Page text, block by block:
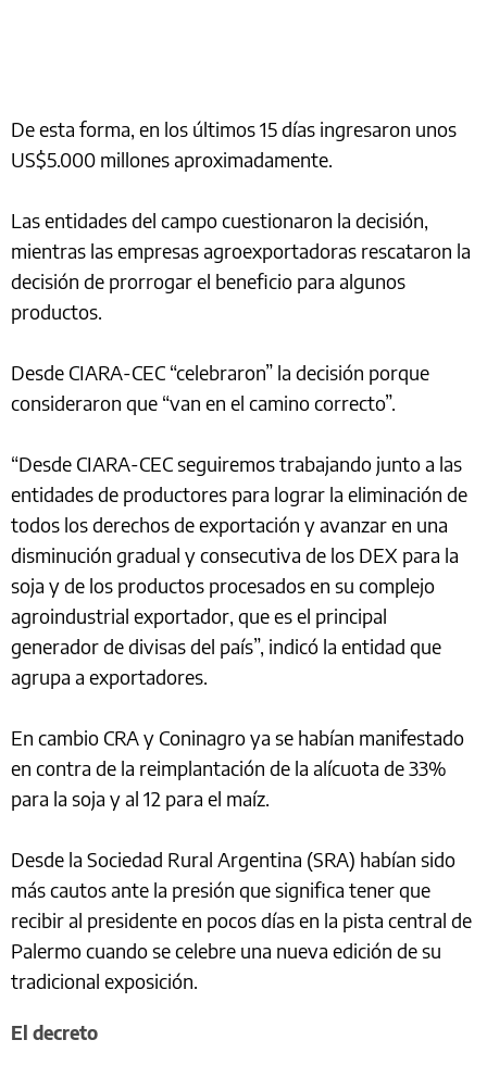
De esta forma, en los últimos 15 días ingresaron unos
US$5.000 millones aproximadamente.
Las entidades del campo cuestionaron la decisión,
mientras las empresas agroexportadoras rescataron la
decisión de prorrogar el beneficio para algunos
productos.
Desde CIARA-CEC “celebraron” la decisión porque
consideraron que “van en el camino correcto”.
“Desde CIARA-CEC seguiremos trabajando junto a las
entidades de productores para lograr la eliminación de
todos los derechos de exportación y avanzar en una
disminución gradual y consecutiva de los DEX para la
soja y de los productos procesados en su complejo
agroindustrial exportador, que es el principal
generador de divisas del país”, indicó la entidad que
agrupa a exportadores.
En cambio CRA y Coninagro ya se habían manifestado
en contra de la reimplantación de la alícuota de 33%
para la soja y al 12 para el maíz.
Desde la Sociedad Rural Argentina (SRA) habían sido
más cautos ante la presión que significa tener que
recibir al presidente en pocos días en la pista central de
Palermo cuando se celebre una nueva edición de su
tradicional exposición.
El decreto